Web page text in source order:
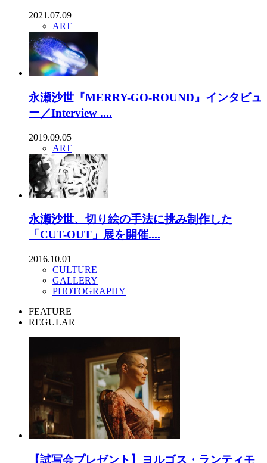
2021.07.09
ART
永瀬沙世『MERRY-GO-ROUND』インタビュ
ー／Interview ....
2019.09.05
ART
永瀬沙世、切り絵の手法に挑み制作した
「CUT-OUT」展を開催....
2016.10.01
CULTURE
GALLERY
PHOTOGRAPHY
FEATURE
REGULAR
【試写会プレゼント】ヨルゴス・ランティモ